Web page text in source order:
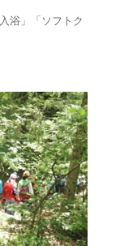
浴」「ソフトク